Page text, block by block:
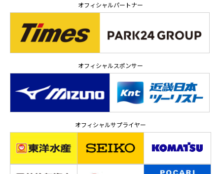
オフィシャルパートナー
オフィシャルスポンサー
オフィシャルサプライヤー